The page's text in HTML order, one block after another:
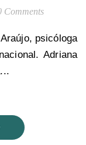
Comments
psicóloga
Adriana